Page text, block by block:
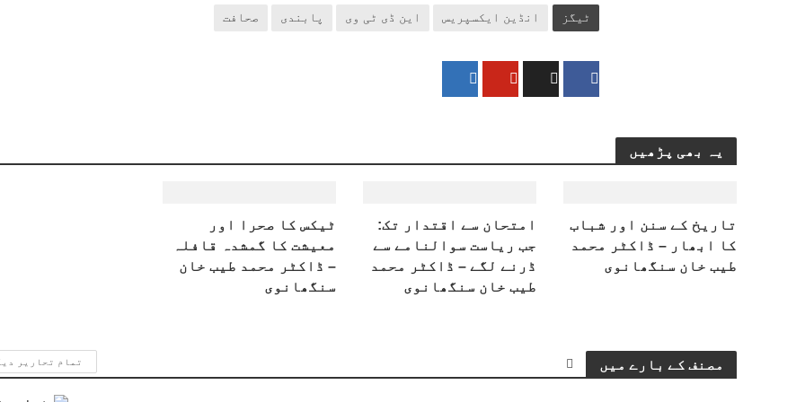
ٹیگز انڈین ایکسپریس این ڈی ٹی وی پابندی صحافت
یہ بھی پڑھیں
تاریخ کے سنن اور شباب
کا ابھار – ڈاکٹر محمد
طیب خان سنگھانوی
امتحان سے اقتدار تک:
جب ریاست سوالنامے سے
ڈرنے لگے – ڈاکٹر محمد
طیب خان سنگھانوی
ٹیکس کا صحرا اور
معیشت کا گمشدہ قافلہ
– ڈاکٹر محمد طیب خان
سنگھانوی
مصنف کے بارے میں تمام تحاریر